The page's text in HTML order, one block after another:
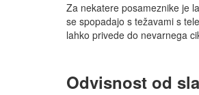
Za nekatere posameznike je
se spopadajo s težavami s
lahko privede do nevarnega
Odvisnost od